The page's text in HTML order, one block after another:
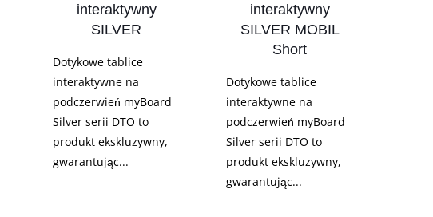
interaktywny
SILVER
Dotykowe tablice
interaktywne na
podczerwień myBoard
Silver serii DTO to
produkt ekskluzywny,
gwarantując...
interaktywny
SILVER MOBIL
Short
Dotykowe tablice
interaktywne na
podczerwień myBoard
Silver serii DTO to
produkt ekskluzywny,
gwarantując...